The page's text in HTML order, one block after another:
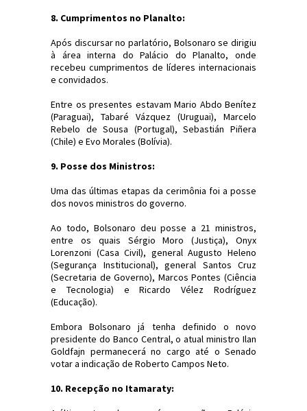
8. Cumprimentos no Planalto:
Após discursar no parlatório, Bolsonaro se dirigiu
à área interna do Palácio do Planalto, onde
recebeu cumprimentos de líderes internacionais
e convidados.
Entre os presentes estavam Mario Abdo Benítez
(Paraguai), Tabaré Vázquez (Uruguai), Marcelo
Rebelo de Sousa (Portugal), Sebastián Piñera
(Chile) e Evo Morales (Bolívia).
9. Posse dos Ministros:
Uma das últimas etapas da cerimônia foi a posse
dos novos ministros do governo.
Ao todo, Bolsonaro deu posse a 21 ministros,
entre os quais Sérgio Moro (Justiça), Onyx
Lorenzoni (Casa Civil), general Augusto Heleno
(Segurança Institucional), general Santos Cruz
(Secretaria de Governo), Marcos Pontes (Ciência
e Tecnologia) e Ricardo Vélez Rodríguez
(Educação).
Embora Bolsonaro já tenha definido o novo
presidente do Banco Central, o atual ministro Ilan
Goldfajn permanecerá no cargo até o Senado
votar a indicação de Roberto Campos Neto.
10. Recepção no Itamaraty: